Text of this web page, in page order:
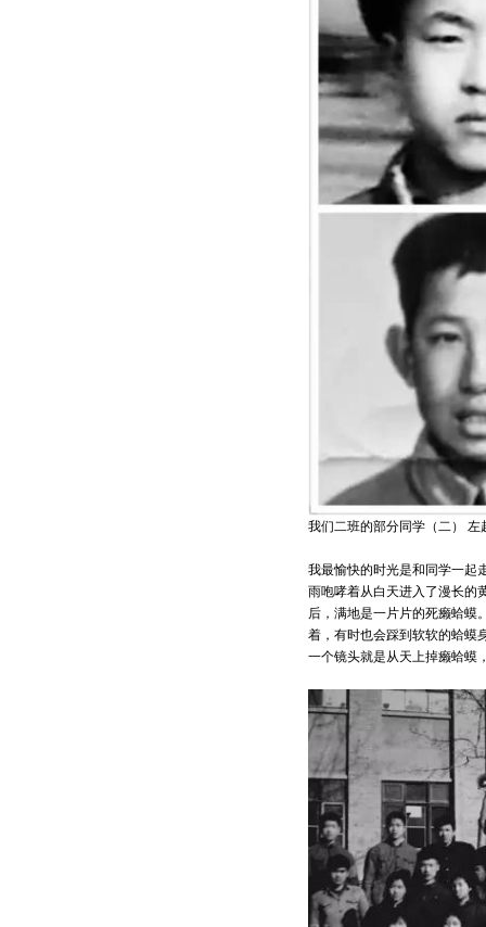
我们二班的部分同学（二）
我最愉快的时光是和同学一起
雨咆哮着从白天进入了漫长的
后，满地是一片片的死癞蛤蟆
着，有时也会踩到软软的蛤蟆
一个镜头就是从天上掉癞蛤